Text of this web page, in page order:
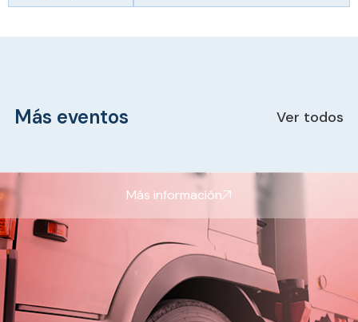
Más eventos Ver todos
Más información